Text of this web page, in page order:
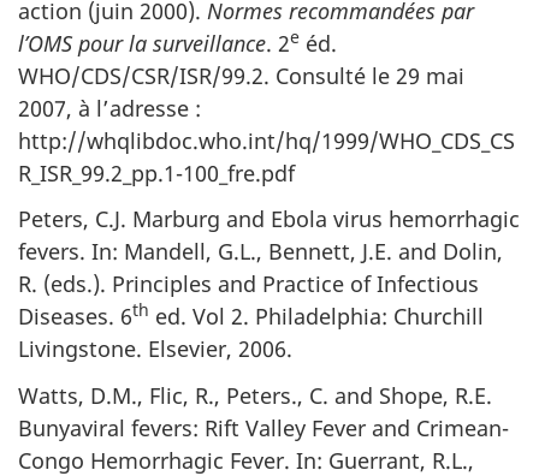
action (juin 2000). Normes recommandées par
l’OMS pour la surveillance. 2e éd.
WHO/CDS/CSR/ISR/99.2. Consulté le 29 mai
2007, à l’adresse :
http://whqlibdoc.who.int/hq/1999/WHO_CDS_CS
R_ISR_99.2_pp.1-100_fre.pdf
Peters, C.J. Marburg and Ebola virus hemorrhagic
fevers. In: Mandell, G.L., Bennett, J.E. and Dolin,
R. (eds.). Principles and Practice of Infectious
Diseases. 6th ed. Vol 2. Philadelphia: Churchill
Livingstone. Elsevier, 2006.
Watts, D.M., Flic, R., Peters., C. and Shope, R.E.
Bunyaviral fevers: Rift Valley Fever and Crimean-
Congo Hemorrhagic Fever. In: Guerrant, R.L.,